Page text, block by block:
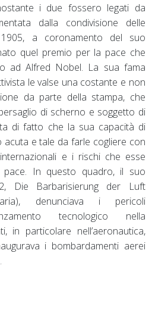
i due fossero legati da
dalla condivisione delle
a coronamento del suo
quel premio per la pace che
ad Alfred Nobel. La sua fama
le valse una costante e non
da parte della stampa, che
di scherno e soggetto di
di fatto che la sua capacità di
acuta e tale da farle cogliere con
e i rischi che esse
pace. In questo quadro, il suo
Die Barbarisierung der Luft
denunciava i pericoli
tecnologico nella
in particolare nell’aeronautica,
i bombardamenti aerei